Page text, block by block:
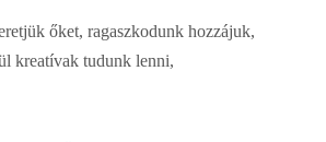
őket, ragaszkodunk hozzájuk,
kreatívak tudunk lenni,